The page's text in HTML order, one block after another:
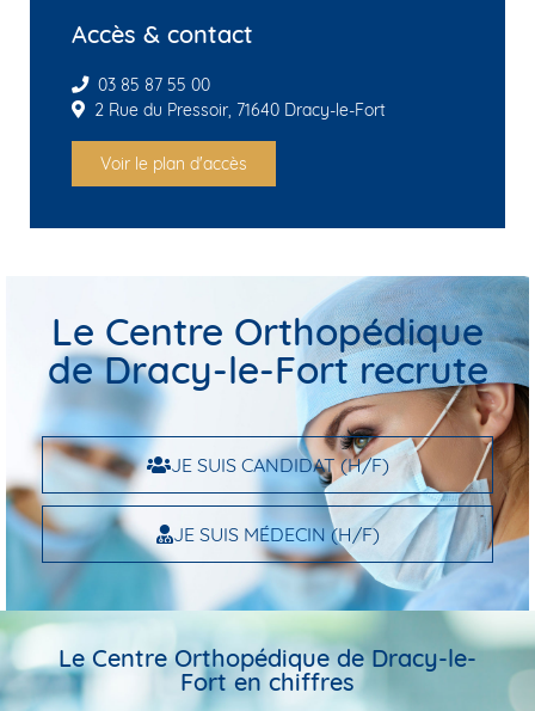
Accès & contact
03 85 87 55 00
2 Rue du Pressoir, 71640 Dracy-le-Fort
Voir le plan d'accès
Le Centre Orthopédique
de Dracy-le-Fort recrute
JE SUIS CANDIDAT (H/F)
JE SUIS MÉDECIN (H/F)
Le Centre Orthopédique de Dracy-le-
Fort en chiffres